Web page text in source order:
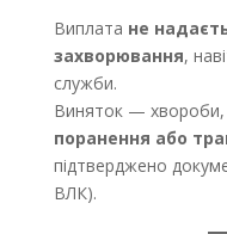
Виплата не
захворювання,
служби.
Виняток —
поранення або
підтверджено
ВЛК).